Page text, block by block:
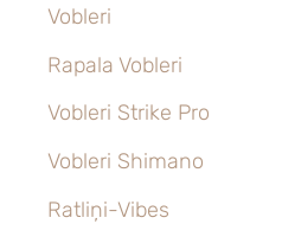
Vobleri
Rapala Vobleri
Vobleri Strike Pro
Vobleri Shimano
Ratliņi-Vibes